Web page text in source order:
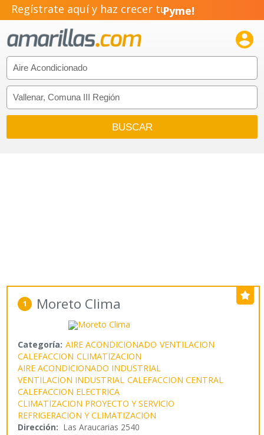
Regístrate aquí y haz crecer tuPyme!
Emprendimiento!

1 Moreto Clima
Categoría: AIRE ACONDICIONADO VENTILACION
CALEFACCION CLIMATIZACION
AIRE ACONDICIONADO INDUSTRIAL
VENTILACION INDUSTRIAL CALEFACCION CENTRAL
CALEFACCION ELECTRICA
CLIMATIZACION PROYECTO Y SERVICIO
REFRIGERACION Y CLIMATIZACION
Dirección: Las Araucarias 2540